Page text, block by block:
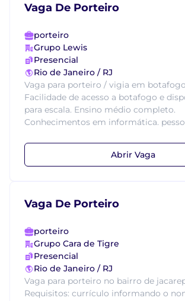
Vaga De Porteiro
porteiro
Grupo Lewis
Presencial
Rio de Janeiro / RJ
Vaga para porteiro / vigia em
Facilidade de acesso a botafogo e
para escala. Ensino médio completo.
Conhecimentos em informática.
Abrir Vaga
Vaga De Porteiro
porteiro
Grupo Cara de Tigre
Presencial
Rio de Janeiro / RJ
Vaga para porteiro no bairro de
Requisitos: currículo informando o